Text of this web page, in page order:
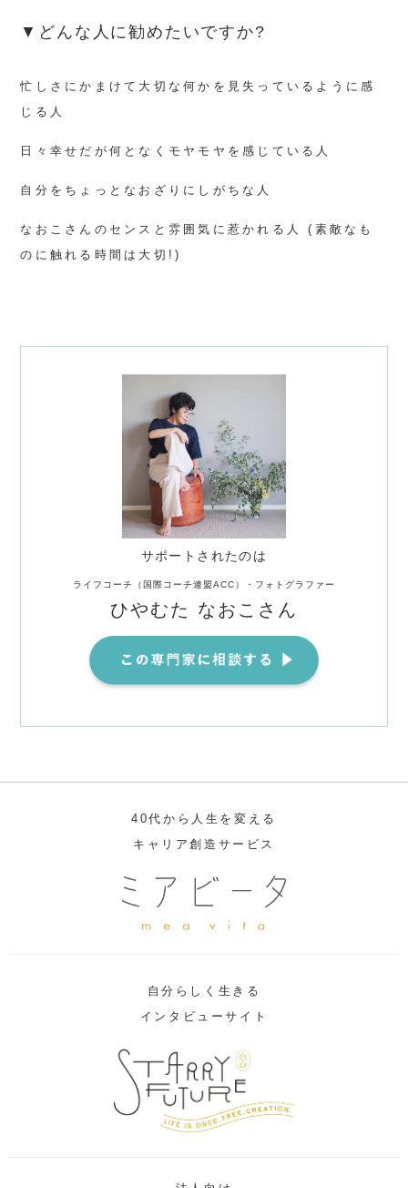
▼どんな人に勧めたいですか?
忙しさにかまけて大切な何かを見失っているように感
じる人
日々幸せだが何となくモヤモヤを感じている人
自分をちょっとなおざりにしがちな人
なおこさんのセンスと雰囲気に惹かれる人 (素敵なも
のに触れる時間は大切!)
サポートされたのは
ライフコーチ（国際コーチ連盟ACC）・フォトグラファー
ひやむた なおこさん
40代から人生を変える
キャリア創造サービス
自分らしく生きる
インタビューサイト